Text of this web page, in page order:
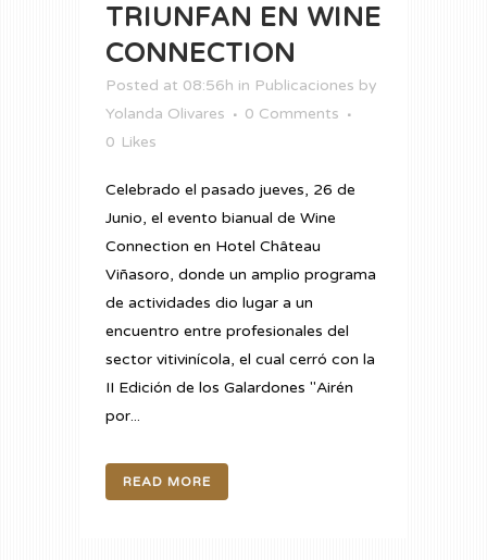
TRIUNFAN EN WINE
CONNECTION
Posted at 08:56h in Publicaciones by
Yolanda Olivares
0 Comments
0 Likes
Celebrado el pasado jueves, 26 de
Junio, el evento bianual de Wine
Connection en Hotel Château
Viñasoro, donde un amplio programa
de actividades dio lugar a un
encuentro entre profesionales del
sector vitivinícola, el cual cerró con la
II Edición de los Galardones "Airén
por...
READ MORE